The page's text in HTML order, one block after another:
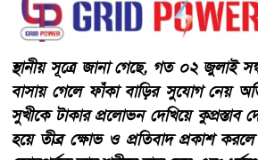
​স্থানীয় সূত্রে জানা গেছে, গত ০২ জুলাই
বাসায় গেলে ফাঁকা বাড়ির সুযোগ নেয়
সুখীকে টাকার প্রলোভন দেখিয়ে কুপ্রস্তাব
হয়ে তীব্র ক্ষোভ ও প্রতিবাদ প্রকাশ